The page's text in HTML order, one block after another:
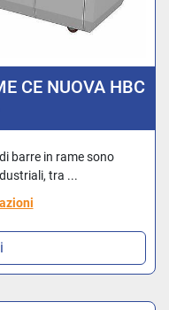
CE NUOVA HBC
barre in rame sono
tra ...